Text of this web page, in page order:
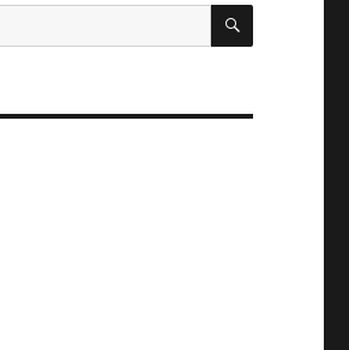
OTSI